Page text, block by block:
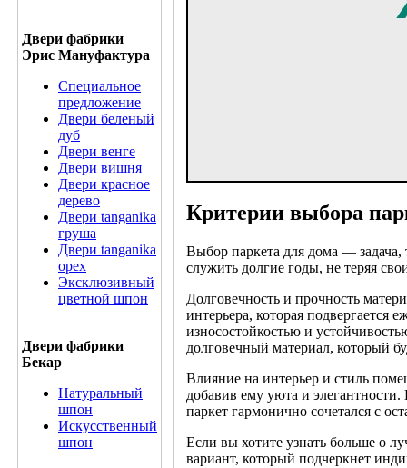
Двери фабрики
Эрис Мануфактура
Специальное
предложение
Двери беленый
дуб
Двери венге
Двери вишня
Двери красное
дерево
Двери tanganika
груша
Двери tanganika
oрех
Эксклюзивный
цветной шпон
Двери фабрики
Бекар
Натуральный
шпон
Искусственный
шпон
Критерии выбора
Выбор паркета для дома — задача,
служить долгие годы, не теряя
Долговечность и прочность
интерьера, которая
износостойкостью и
долговечный материал, который
Влияние на интерьер и стиль
добавив ему уюта и
паркет гармонично сочетался с
Если вы хотите узнать больше о
вариант, который подчеркнет